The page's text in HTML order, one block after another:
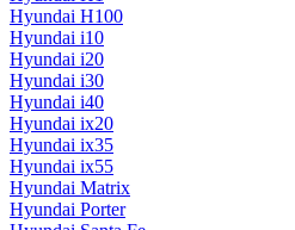
Hyundai H100
Hyundai i10
Hyundai i20
Hyundai i30
Hyundai i40
Hyundai ix20
Hyundai ix35
Hyundai ix55
Hyundai Matrix
Hyundai Porter